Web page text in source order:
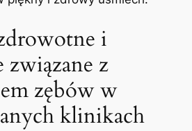
i
związane z
zębów⁣ w
klinikach